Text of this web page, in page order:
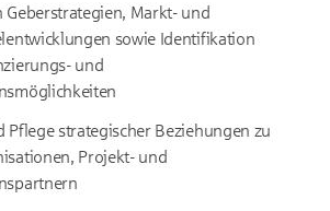
Geberstrategien, Markt- und
sowie Identifikation
und
Pflege strategischer Beziehungen zu
Projekt- und